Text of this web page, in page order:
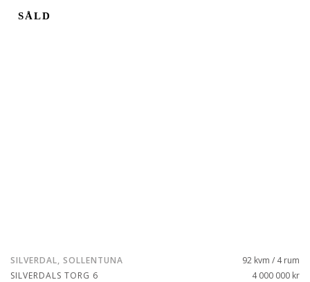
SÅLD
SILVERDAL, SOLLENTUNA
SILVERDALS TORG 6
92 kvm / 4 rum
4 000 000 kr